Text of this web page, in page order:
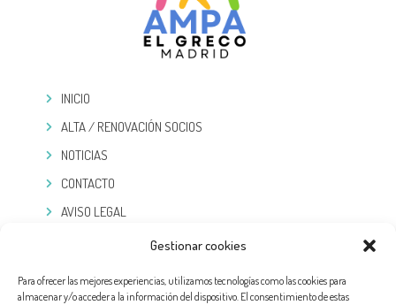
Gestionar cookies
Para ofrecer las mejores experiencias, utilizamos tecnologías como las cookies para
almacenar y/o acceder a la información del dispositivo. El consentimiento de estas
INICIO
ALTA / RENOVACIÓN SOCIOS
NOTICIAS
CONTACTO
AVISO LEGAL
POLÍTICA DE PRIVACIDAD